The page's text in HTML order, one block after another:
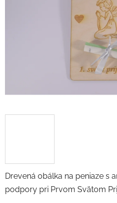
Drevená obálka na peniaze s
podpory pri Prvom Svätom